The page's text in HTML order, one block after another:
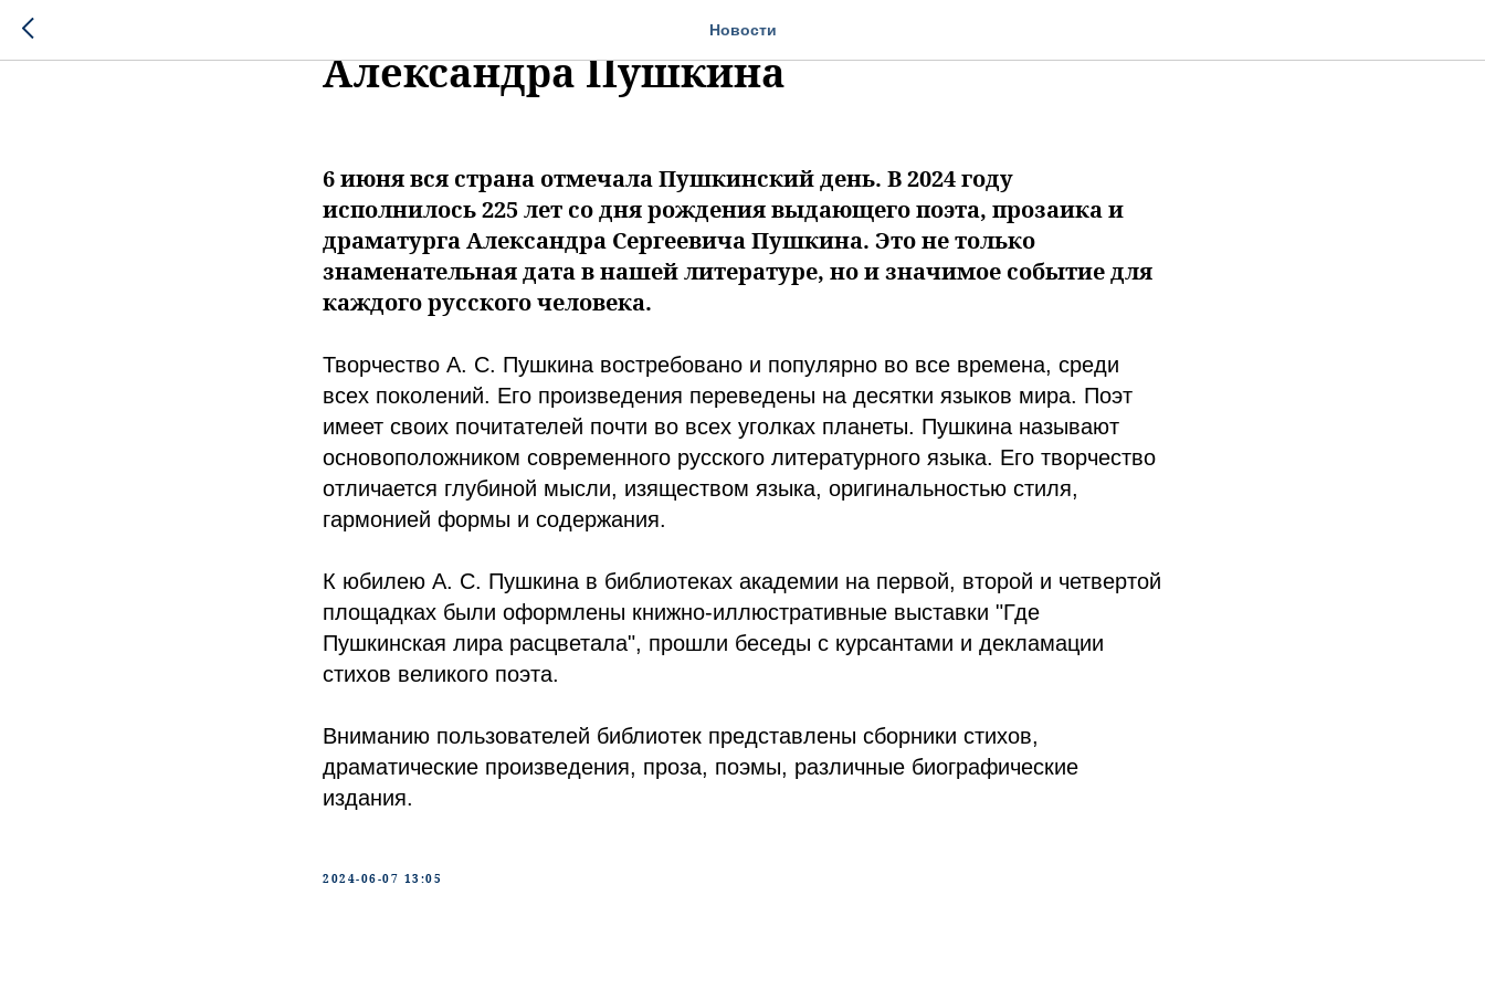
Новости
Мероприятия ко Дню рождения
Александра Пушкина
6 июня вся страна отмечала Пушкинский день. В 2024 году
исполнилось 225 лет со дня рождения выдающего поэта, прозаика и
драматурга Александра Сергеевича Пушкина. Это не только
знаменательная дата в нашей литературе, но и значимое событие для
каждого русского человека.
Творчество А. С. Пушкина востребовано и популярно во все времена, среди
всех поколений. Его произведения переведены на десятки языков мира. Поэт
имеет своих почитателей почти во всех уголках планеты. Пушкина называют
основоположником современного русского литературного языка. Его творчество
отличается глубиной мысли, изяществом языка, оригинальностью стиля,
гармонией формы и содержания.
К юбилею А. С. Пушкина в библиотеках академии на первой, второй и четвертой
площадках были оформлены книжно-иллюстративные выставки "Где
Пушкинская лира расцветала", прошли беседы с курсантами и декламации
стихов великого поэта.
Вниманию пользователей библиотек представлены сборники стихов,
драматические произведения, проза, поэмы, различные биографические
издания.
2024-06-07 13:05